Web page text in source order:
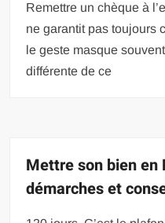
Remettre un chèque à
ne garantit pas toujours
le geste masque
différente de ce
Mettre son bien en
démarches et